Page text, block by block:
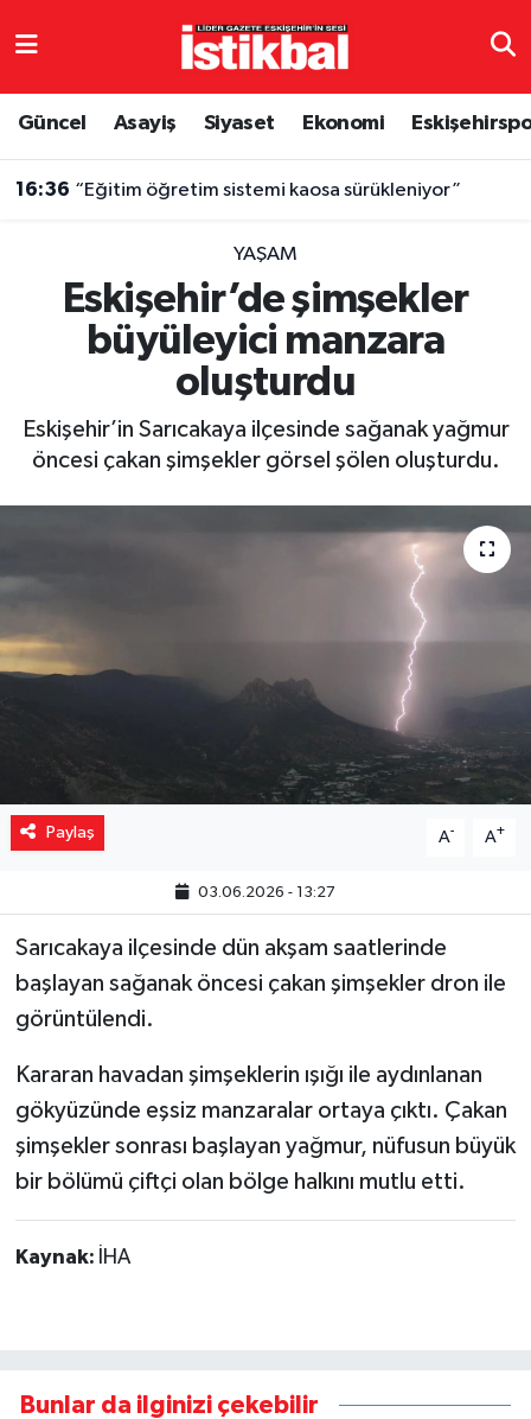
Güncel Asayiş Siyaset Ekonomi
16:36 “Eğitim öğretim sistemi kaosa sürükleniyor”
YAŞAM
Eskişehir’de şimşekler
büyüleyici manzara
oluşturdu
Eskişehir’in Sarıcakaya ilçesinde sağanak yağmur
öncesi çakan şimşekler görsel şölen oluşturdu.
Paylaş A- A+
03.06.2026 - 13:27
Sarıcakaya ilçesinde dün akşam saatlerinde
başlayan sağanak öncesi çakan şimşekler dron ile
görüntülendi.
Kararan havadan şimşeklerin ışığı ile aydınlanan
gökyüzünde eşsiz manzaralar ortaya çıktı. Çakan
şimşekler sonrası başlayan yağmur, nüfusun büyük
bir bölümü çiftçi olan bölge halkını mutlu etti.
Kaynak: İHA
Bunlar da ilginizi çekebilir
Eskişehirspor
Spor
Ekonomi
Eskişehir Nöbetçi Eczaneler
TFF 3.Lig 4.Grup Puan Durumu ve Fikstür
Tüm Manşetler
Son Dakika Haberleri